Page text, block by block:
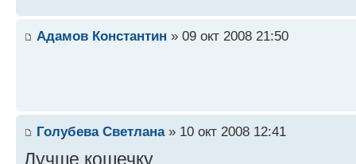
Адамов Константин » 09 окт 2008 21:50
Голубева Светлана» 10 окт 2008 12:41
Лучше кошечку...